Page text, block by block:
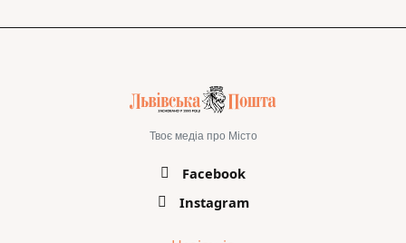
Твоє медіа про Місто
Facebook
Instagram